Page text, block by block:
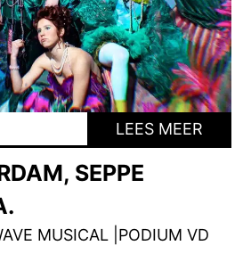
LEES MEER
SEPPE
MUSICAL |PODIUM VD